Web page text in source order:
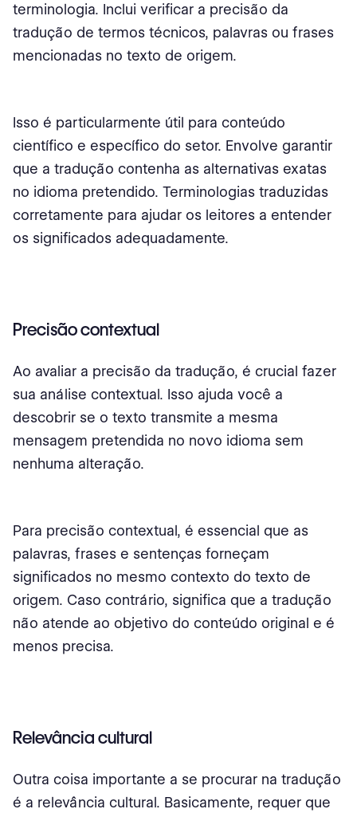
terminologia. Inclui verificar a precisão da
tradução de termos técnicos, palavras ou frases
mencionadas no texto de origem.
Isso é particularmente útil para conteúdo
científico e específico do setor. Envolve garantir
que a tradução contenha as alternativas exatas
no idioma pretendido. Terminologias traduzidas
corretamente para ajudar os leitores a entender
os significados adequadamente.
Precisão contextual
Ao avaliar a precisão da tradução, é crucial fazer
sua análise contextual. Isso ajuda você a
descobrir se o texto transmite a mesma
mensagem pretendida no novo idioma sem
nenhuma alteração.
Para precisão contextual, é essencial que as
palavras, frases e sentenças forneçam
significados no mesmo contexto do texto de
origem. Caso contrário, significa que a tradução
não atende ao objetivo do conteúdo original e é
menos precisa.
Relevância cultural
Outra coisa importante a se procurar na tradução
é a relevância cultural. Basicamente, requer que